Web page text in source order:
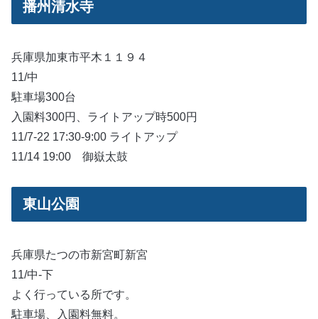
播州清水寺
兵庫県加東市平木１１９４
11/中
駐車場300台
入園料300円、ライトアップ時500円
11/7-22 17:30-9:00 ライトアップ
11/14 19:00 御嶽太鼓
東山公園
兵庫県たつの市新宮町新宮
11/中-下
よく行っている所です。
駐車場、入園料無料。